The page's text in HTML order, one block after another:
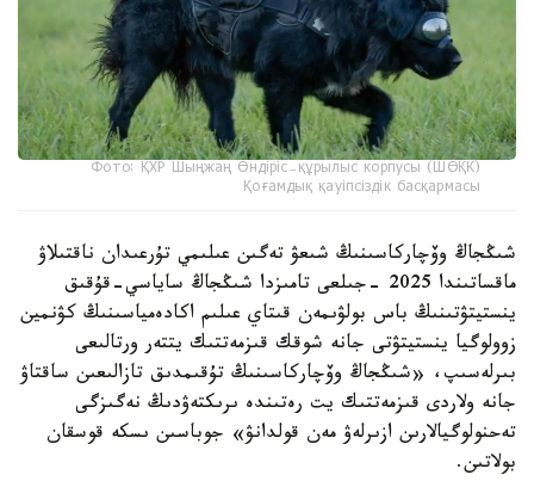
Фото: ҚХР Шыңжаң Өндіріс-құрылыс корпусы (ШӨҚК)
Қоғамдық қауіпсіздік басқармасы
شىڭجاڭ وۆچاركاسىنىڭ شىعۋ تەگىن عىلىمي تۇرعىدان ناقتىلاۋ
ماقساتىندا 2025 -جىلعى تامىزدا شىڭجاڭ ساياسي-قۇقىق
ينستيتۋتىنىڭ باس بولۋىمەن قىتاي عىلىم اكادەمياسىنىڭ كۋنمين
زوولوگيا ينستيتۋتى جانە شوقك قىزمەتتىك يتتەر ورتالىعى
بىرلەسىپ، «شىڭجاڭ وۆچاركاسىنىڭ تۇقىمدىق تازالىعىن ساقتاۋ
جانە ولاردى قىزمەتتىك يت رەتىندە ىرىكتەۋدىڭ نەگىزگى
تەحنولوگيالارىن ازىرلەۋ مەن قولدانۋ» جوباسىن ىسكە قوسقان
بولاتىن.